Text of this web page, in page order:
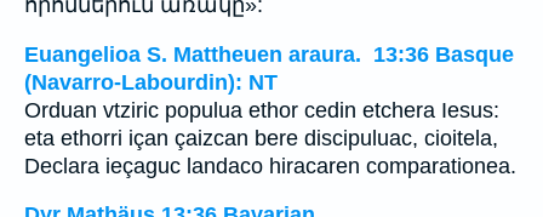
որոմներուն առակը»:
Euangelioa S. Mattheuen araura. 13:36 Basque
(Navarro-Labourdin): NT
Orduan vtziric populua ethor cedin etchera Iesus:
eta ethorri içan çaizcan bere discipuluac, cioitela,
Declara ieçaguc landaco hiracaren comparationea.